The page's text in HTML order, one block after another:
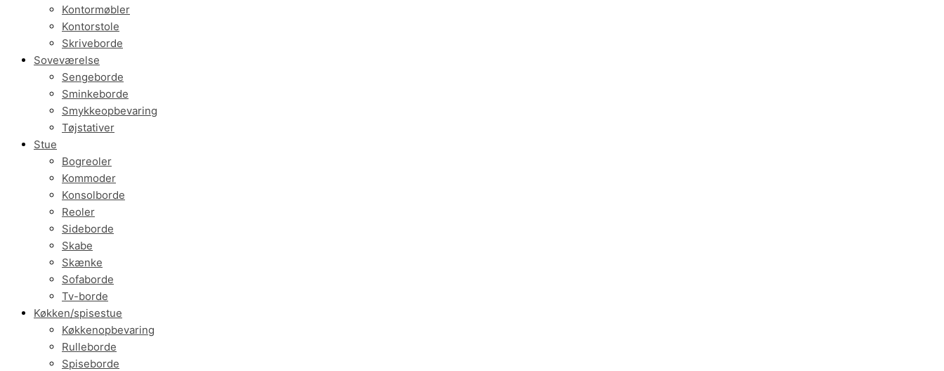
Kontormøbler
Kontorstole
Skriveborde
Soveværelse
Sengeborde
Sminkeborde
Smykkeopbevaring
Tøjstativer
Stue
Bogreoler
Kommoder
Konsolborde
Reoler
Sideborde
Skabe
Skænke
Sofaborde
Tv-borde
Køkken/spisestue
Køkkenopbevaring
Rulleborde
Spiseborde